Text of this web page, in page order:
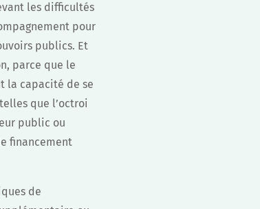
les difficultés
pour
publics. Et
parce que le
la capacité de se
que l’octroi
public ou
financement
de